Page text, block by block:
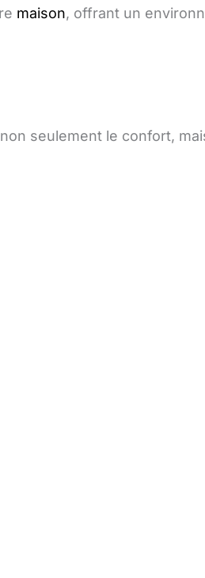
maison, offrant un
seulement le confort,